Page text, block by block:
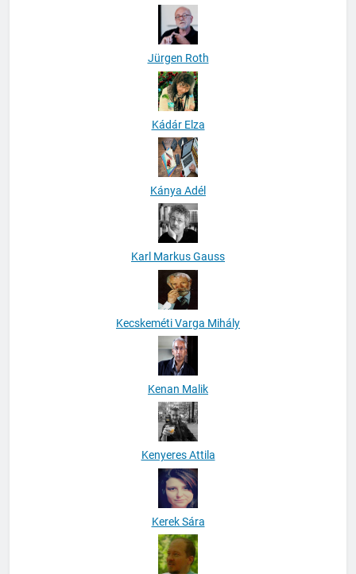
Jürgen Roth
Kádár Elza
Kánya Adél
Karl Markus Gauss
Kecskeméti Varga Mihály
Kenan Malik
Kenyeres Attila
Kerek Sára